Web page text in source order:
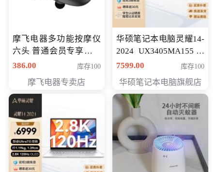
摩飞电器多功能按摩仪
六头 普通会员专享价格
199元
386.00 库存100
摩飞电器专卖店
华硕笔记本电脑灵耀14-
2024 UX3405MA155冰
川银 oled 智慧轻薄本 会
7599.00 库存100
华硕笔记本电脑旗舰店